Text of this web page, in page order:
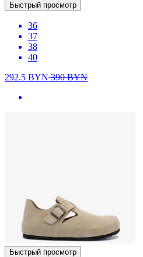
Быстрый просмотр
36
37
38
40
292.5 BYN390BYN
Быстрый просмотр